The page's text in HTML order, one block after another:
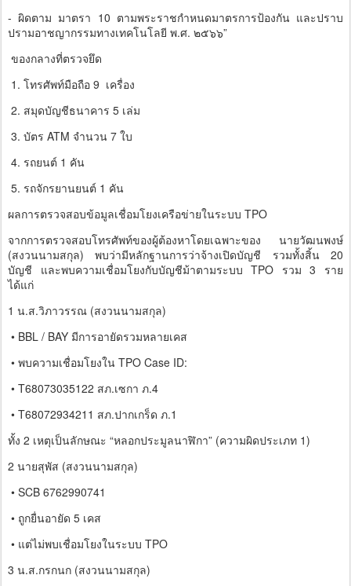
- ผิดตาม มาตรา 10 ตามพระราชกำหนดมาตรการป้องกัน และปราบ
ปรามอาชญากรรมทางเทคโนโลยี พ.ศ. ๒๕๖๖”
ของกลางที่ตรวจยึด
1. โทรศัพท์มือถือ 9 เครื่อง
2. สมุดบัญชีธนาคาร 5 เล่ม
3. บัตร ATM จำนวน 7 ใบ
4. รถยนต์ 1 คัน
5. รถจักรยานยนต์ 1 คัน
ผลการตรวจสอบข้อมูลเชื่อมโยงเครือข่ายในระบบ TPO
จากการตรวจสอบโทรศัพท์ของผู้ต้องหาโดยเฉพาะของ นายวัฒนพงษ์
(สงวนนามสกุล) พบว่ามีหลักฐานการว่าจ้างเปิดบัญชี รวมทั้งสิ้น 20
บัญชี และพบความเชื่อมโยงกับบัญชีม้าตามระบบ TPO รวม 3 ราย
ได้แก่
1 น.ส.วิภาวรรณ (สงวนนามสกุล)
• BBL / BAY มีการอายัดรวมหลายเคส
• พบความเชื่อมโยงใน TPO Case ID:
• T68073035122 สภ.เซกา ภ.4
• T68072934211 สภ.ปากเกร็ด ภ.1
ทั้ง 2 เหตุเป็นลักษณะ “หลอกประมูลนาฬิกา” (ความผิดประเภท 1)
2 นายสุพัส (สงวนนามสกุล)
• SCB 6762990741
• ถูกยื่นอายัด 5 เคส
• แต่ไม่พบเชื่อมโยงในระบบ TPO
3 น.ส.กรกนก (สงวนนามสกุล)